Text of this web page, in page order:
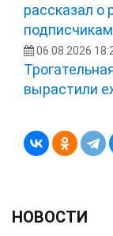
рассказал о
06.08.2026
вырастили
НОВОСТИ